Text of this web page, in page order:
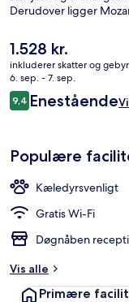
Derudover ligger
morgenmad får rigtig
Den
nuværende
pris
er
1.528 kr.
1.528 kr.
inkluderer skatter og
6. sep. - 7. sep.
Anmeldelser
9,49,4 ud af 10.
Enestående
Populære
Kæledyrsvenligt
Gratis Wi-Fi
Døgnåben
Vis alle
Primære